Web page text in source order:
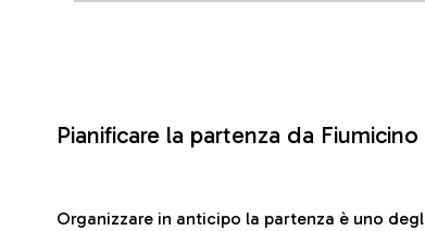
Pianificare la partenza da Fiumicino
Organizzare in anticipo la partenza è uno